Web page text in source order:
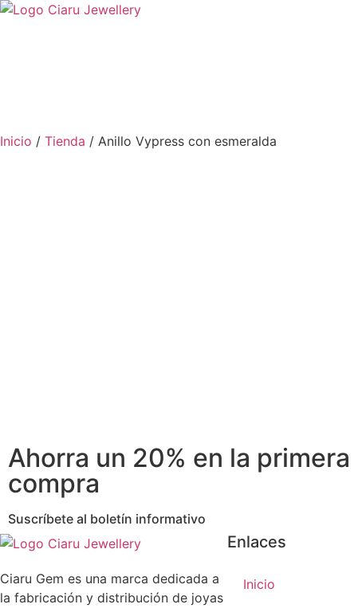
Inicio / Tienda / Anillo Vypress con esmeralda
Ahorra un 20% en la primera
compra
Suscríbete al boletín informativo
Ciaru Gem es una marca dedicada a
la fabricación y distribución de joyas
Enlaces
Inicio